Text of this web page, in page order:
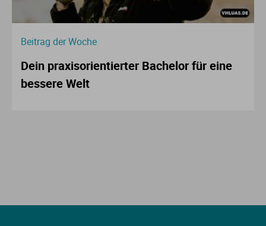
Beitrag der Woche
Dein praxisorientierter Bachelor für eine
bessere Welt